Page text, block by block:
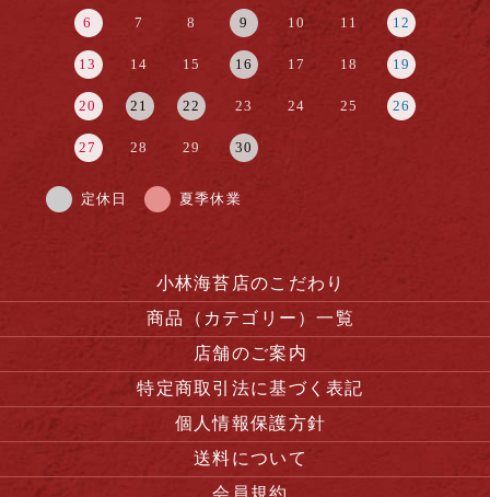
6 7 8 9 10 11 12
13 14 15 16 17 18 19
20 21 22 23 24 25 26
27 28 29 30
定休日 夏季休業
小林海苔店のこだわり
商品（カテゴリー）一覧
店舗のご案内
特定商取引法に基づく表記
個人情報保護方針
送料について